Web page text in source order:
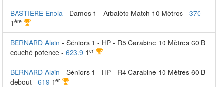
BASTIERE Enola - Dames 1 - Arbalète Match 10 Mètres - 370
1 ère
BERNARD Alain - Séniors 1 - HP - R5 Carabine 10 Mètres 60 B
couché potence - 623.9 1 er
BERNARD Alain - Séniors 1 - HP - R4 Carabine 10 Mètres 60 B
debout - 619 1 er